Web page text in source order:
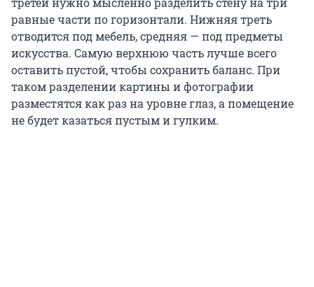
равные части по горизонтали. Нижняя треть
отводится под мебель, средняя — под предметы
искусства. Самую верхнюю часть лучше всего
оставить пустой, чтобы сохранить баланс. При
таком разделении картины и фотографии
разместятся как раз на уровне глаз, а помещение
не будет казаться пустым и гулким.